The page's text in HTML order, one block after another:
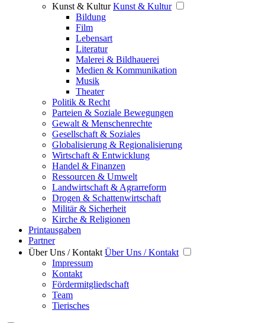
Kunst & Kultur Kunst & Kultur
Bildung
Film
Lebensart
Literatur
Malerei & Bildhauerei
Medien & Kommunikation
Musik
Theater
Politik & Recht
Parteien & Soziale Bewegungen
Gewalt & Menschenrechte
Gesellschaft & Soziales
Globalisierung & Regionalisierung
Wirtschaft & Entwicklung
Handel & Finanzen
Ressourcen & Umwelt
Landwirtschaft & Agrarreform
Drogen & Schattenwirtschaft
Militär & Sicherheit
Kirche & Religionen
Printausgaben
Partner
Über Uns / Kontakt Über Uns / Kontakt
Impressum
Kontakt
Fördermitgliedschaft
Team
Tierisches